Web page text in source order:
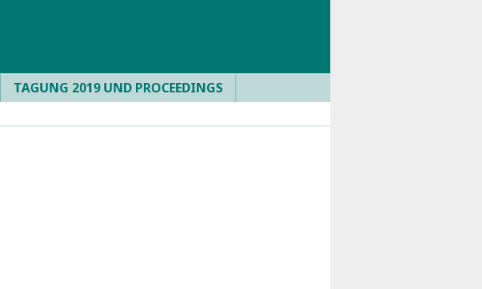
TAGUNG 2019 UND PROCEEDINGS